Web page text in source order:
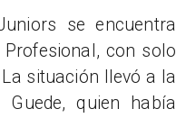
se encuentra
con solo
situación llevó a la
quien había